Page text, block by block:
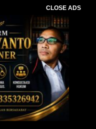
CLOSE ADS